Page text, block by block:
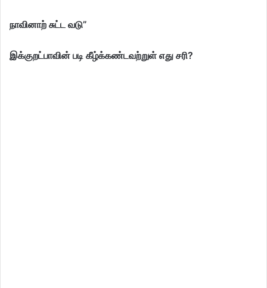
நாவினாற் சுட்ட வடு”
இக்குறட்பாவின் படி கீழ்க்கண்டவற்றுள் எது சரி?